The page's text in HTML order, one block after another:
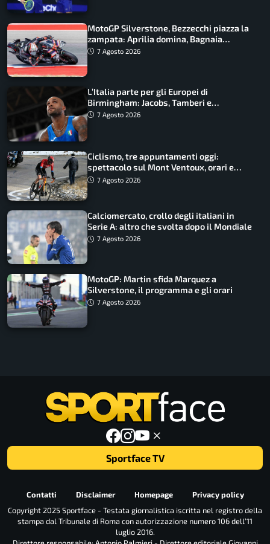
MotoGP Silverstone, Bezzecchi piazza la
zampata: Aprilia domina, Bagnaia
costretto al Q1
7 Agosto 2026
L’Italia parte per gli Europei di
Birmingham: Jacobs, Tamberi e
Battocletti guidano una spedizione
7 Agosto 2026
Ciclismo, tre appuntamenti oggi:
spettacolo sul Mont Ventoux, orari e
come vederli
7 Agosto 2026
Calciomercato, crollo degli italiani in
Serie A: altro che svolta dopo il Mondiale
7 Agosto 2026
MotoGP: Martin sfida Marquez a
Silverstone, il programma e gli orari
7 Agosto 2026
Sportface TV
Contatti Disclaimer Homepage
Privacy policy
Copyright 2025 Sportface - Testata giornalistica iscritta nel registro della
stampa dal Tribunale di Roma con autorizzazione numero 106 dell’11
luglio 2016.